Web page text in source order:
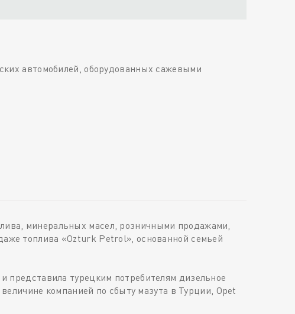
автомобилей, оборудованных сажевыми
минеральных масел, розничными продажами,
топлива «Ozturk Petrol», основанной семьей
представила турецким потребителям дизельное
компанией по сбыту мазута в Турции, Opet